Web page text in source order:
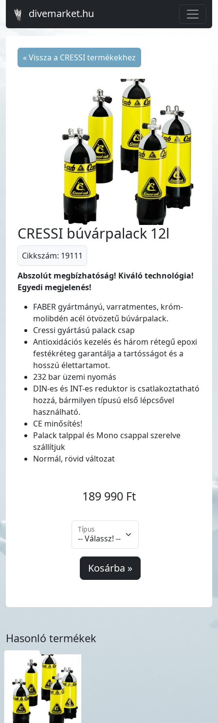
divemarket.hu
« Vissza a CRESSI termékekhez
CRESSI búvárpalack 12l
Cikkszám: 19111
Abszolút megbízhatóság! Kiváló technológia!
Egyedi megjelenés!
FABER gyártmányú, varratmentes, króm-
molibdén acél ötvözetű búvárpalack.
Cressi gyártású palack csap
Antioxidációs kezelés és három rétegű epoxi
festékréteg garantálja a tartósságot és a
hosszú élettartamot.
232 bar üzemi nyomás
DIN-es és INT-es reduktor is csatlakoztatható
hozzá, bármilyen típusú első lépcsővel
használható.
CE minősítés!
Palack talppal és Mono csappal szerelve
szállítjuk
Normál, rövid változat
189 990 Ft
Típus
Kosárba »
Hasonló termékek